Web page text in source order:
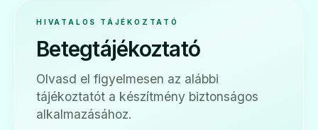
HIVATALOS TÁJÉKOZTATÓ
Betegtájékoztató
Olvasd el figyelmesen az alábbi
tájékoztatót a készítmény biztonságos
alkalmazásához.